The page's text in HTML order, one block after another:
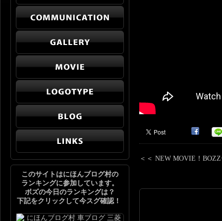
＜＜ NEW MOVIE！
このサイトはにほんブログ村の
ランキングに参加しています。
ボズの今日のランキングは？
下記をクリックして今スグ確認！